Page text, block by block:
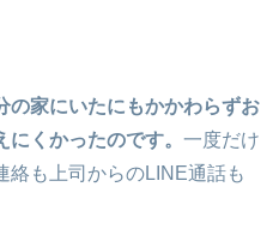
の家にいたにもかかわらずお
くかったのです。 一度だけ
絡も上司からのLINE通話も